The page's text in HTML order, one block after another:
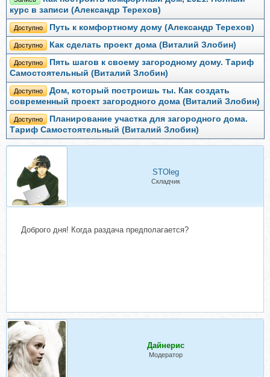
курс в записи (Александр Терехов)
Доступно Путь к комфортному дому (Александр Терехов)
Доступно Как сделать проект дома (Виталий Злобин)
Доступно
Пять шагов к своему загородному дому. Тариф
Самостоятельный (Виталий Злобин)
Доступно
Дом, который построишь ты. Как создать
современный проект загородного дома (Виталий Злобин)
Доступно
Планирование участка для загородного дома.
Тариф Самостоятельный (Виталий Злобин)
STOleg
Складчик
Доброго дня! Когда раздача предполагается?
Дайнерис
Модератор